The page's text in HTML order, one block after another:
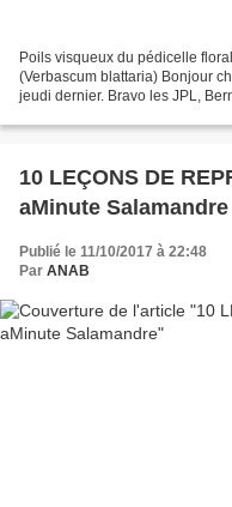
Poils visqueux du pédicelle
(Verbascum blattaria) Bonjour
jeudi dernier. Bravo les JPL,
10 LEÇONS DE
aMinute Salamandre
Publié le 11/10/2017 à 22:48
Par ANAB